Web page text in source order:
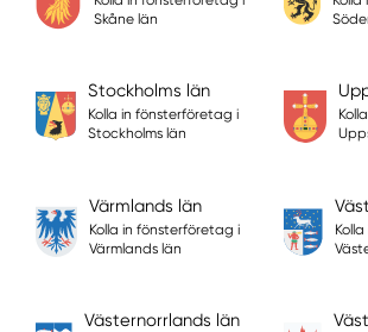
Skåne län
Stockholms län
Kolla in fönsterföretag i
Stockholms län
Värmlands län
Kolla in fönsterföretag i
Värmlands län
Västernorrlands län